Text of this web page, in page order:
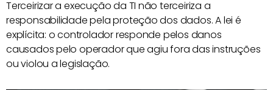
Terceirizar a execução da TI não terceiriza a
responsabilidade pela proteção dos dados. A lei é
explícita: o controlador responde pelos danos
causados pelo operador que agiu fora das instruções
ou violou a legislação.